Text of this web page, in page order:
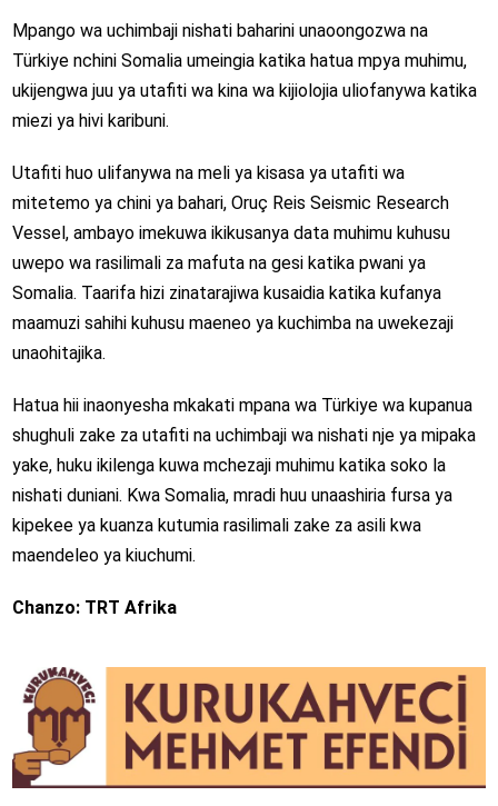
Mpango wa uchimbaji nishati baharini unaoongozwa na
Türkiyenchini Somaliaumeingia katika hatua mpya muhimu,
ukijengwa juu ya utafiti wa kina wa kijiolojia uliofanywa katika
miezi ya hivi karibuni.
Utafiti huo ulifanywa na meli ya kisasa ya utafiti wa
mitetemo ya chini ya bahari, Oruç Reis Seismic Research
Vessel, ambayo imekuwa ikikusanya data muhimu kuhusu
uwepo wa rasilimali za mafuta na gesi katika pwani ya
Somalia. Taarifa hizi zinatarajiwa kusaidia katika kufanya
maamuzi sahihi kuhusu maeneo ya kuchimba na uwekezaji
unaohitajika.
Hatua hii inaonyesha mkakati mpana wa Türkiye wa kupanua
shughuli zake za utafiti na uchimbaji wa nishati nje ya mipaka
yake, huku ikilenga kuwa mchezaji muhimu katika soko la
nishati duniani. Kwa Somalia, mradi huu unaashiria fursa ya
kipekee ya kuanza kutumia rasilimali zake za asili kwa
maendeleo ya kiuchumi.
Chanzo: TRT Afrika